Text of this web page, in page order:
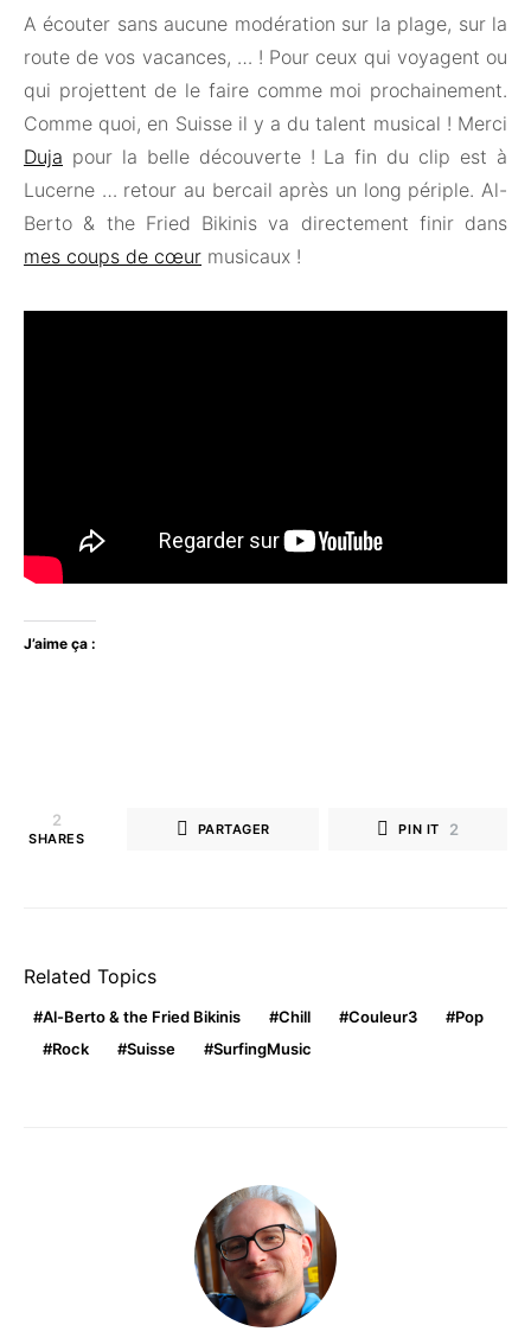
A écouter sans aucune modération sur la plage, sur la
route de vos vacances, … ! Pour ceux qui voyagent ou
qui projettent de le faire comme moi prochainement.
Comme quoi, en Suisse il y a du talent musical ! Merci
Duja pour la belle découverte ! La fin du clip est à
Lucerne … retour au bercail après un long périple. Al-
Berto & the Fried Bikinis va directement finir dans
mes coups de cœur musicaux !
J’aime ça :
2
SHARES
PARTAGER PIN IT 2
Related Topics
Al-Berto & the Fried Bikinis Chill Couleur3
Pop
Rock
Suisse SurfingMusic